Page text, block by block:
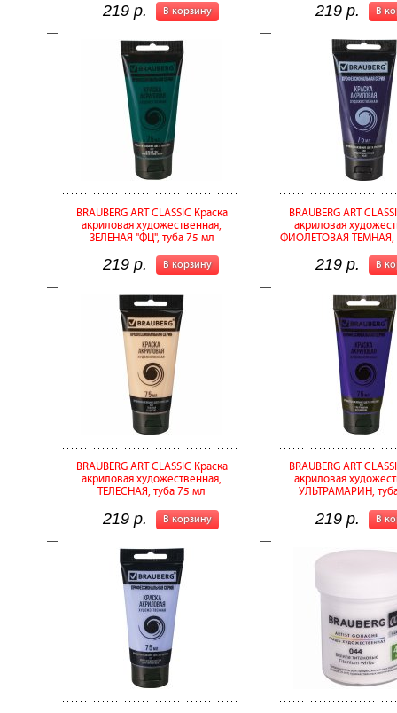
В корзину
219 р. В
219 р.
BRAUBERG ART CLASSIC Краска
акриловая художественная,
ЗЕЛЕНАЯ "ФЦ", туба 75 мл
В корзину
219 р.
BRAUBERG ART
акриловая
ФИОЛЕТОВАЯ ТЕМНАЯ,
В
219 р.
BRAUBERG ART CLASSIC Краска
акриловая художественная,
ТЕЛЕСНАЯ, туба 75 мл
В корзину
219 р.
BRAUBERG ART
акриловая
УЛЬТРАМАРИН,
В
219 р.